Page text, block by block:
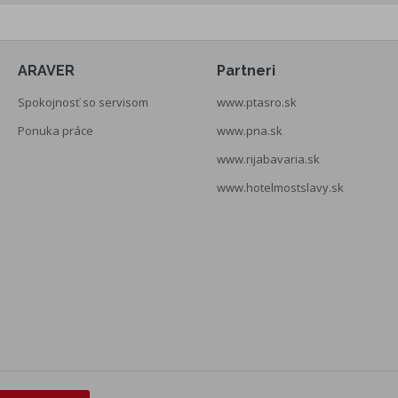
ARAVER
Spokojnosť so servisom
Ponuka práce
Partneri
www.ptasro.sk
www.pna.sk
www.rijabavaria.sk
www.hotelmostslavy.sk